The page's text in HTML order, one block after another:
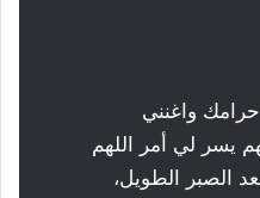
واغنني
يسر لي أمر اللهم
الصبر الطويل،